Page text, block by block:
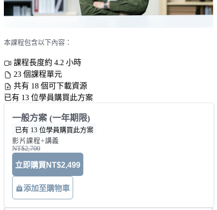
本課程包含以下內容：
課程長度約 4.2 小時
23 個課程單元
共有 18 個可下載資源
已有 13 位學員購買此方案
一般方案 (一年期限)
已有 13 位學員購買此方案
影片課程+講義
NT$2,700
立即購買 NT$2,499
添加至購物車